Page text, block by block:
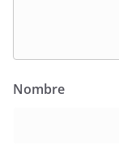
Nombre